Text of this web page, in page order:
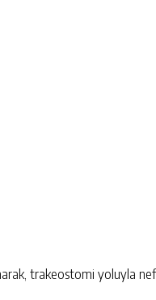
trakeostomi yoluyla